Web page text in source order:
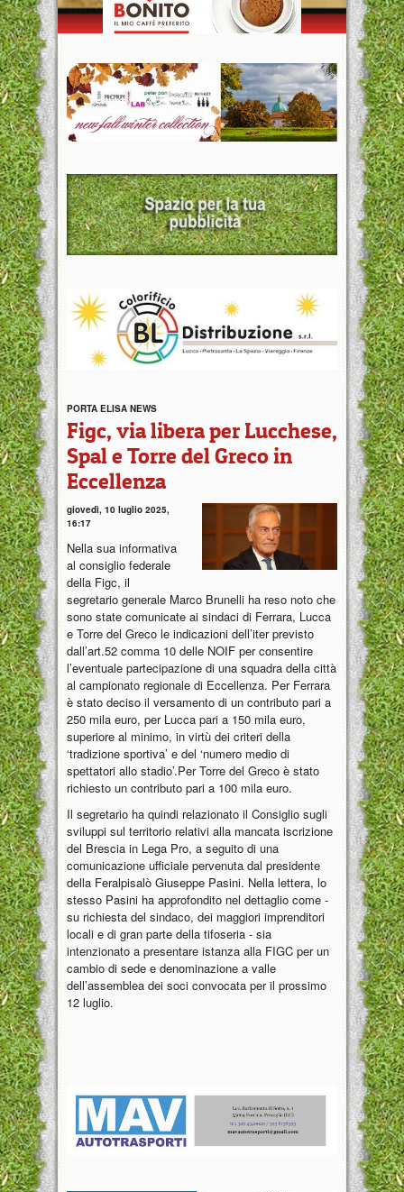
PORTA ELISA NEWS
Figc, via libera per Lucchese,
Spal e Torre del Greco in
Eccellenza
giovedì, 10 luglio 2025,
16:17
Nella sua informativa
al consiglio federale
della Figc, il
segretario generale Marco Brunelli ha reso noto che
sono state comunicate ai sindaci di Ferrara, Lucca
e Torre del Greco le indicazioni dell’iter previsto
dall’art.52 comma 10 delle NOIF per consentire
l’eventuale partecipazione di una squadra della città
al campionato regionale di Eccellenza. Per Ferrara
è stato deciso il versamento di un contributo pari a
250 mila euro, per Lucca pari a 150 mila euro,
superiore al minimo, in virtù dei criteri della
‘tradizione sportiva’ e del ‘numero medio di
spettatori allo stadio’.Per Torre del Greco è stato
richiesto un contributo pari a 100 mila euro.
Il segretario ha quindi relazionato il Consiglio sugli
sviluppi sul territorio relativi alla mancata iscrizione
del Brescia in Lega Pro, a seguito di una
comunicazione ufficiale pervenuta dal presidente
della Feralpisalò Giuseppe Pasini. Nella lettera, lo
stesso Pasini ha approfondito nel dettaglio come -
su richiesta del sindaco, dei maggiori imprenditori
locali e di gran parte della tifoseria - sia
intenzionato a presentare istanza alla FIGC per un
cambio di sede e denominazione a valle
dell’assemblea dei soci convocata per il prossimo
12 luglio.